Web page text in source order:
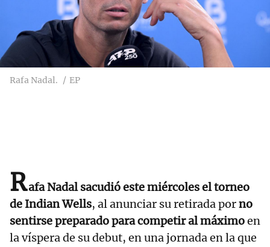
Rafa Nadal. EP
Rafa Nadal sacudió este miércoles el torneo
de Indian Wells, al anunciar su retirada porno
sentirse preparado para competir al máximoen
la víspera de su debut, en una jornada en la que